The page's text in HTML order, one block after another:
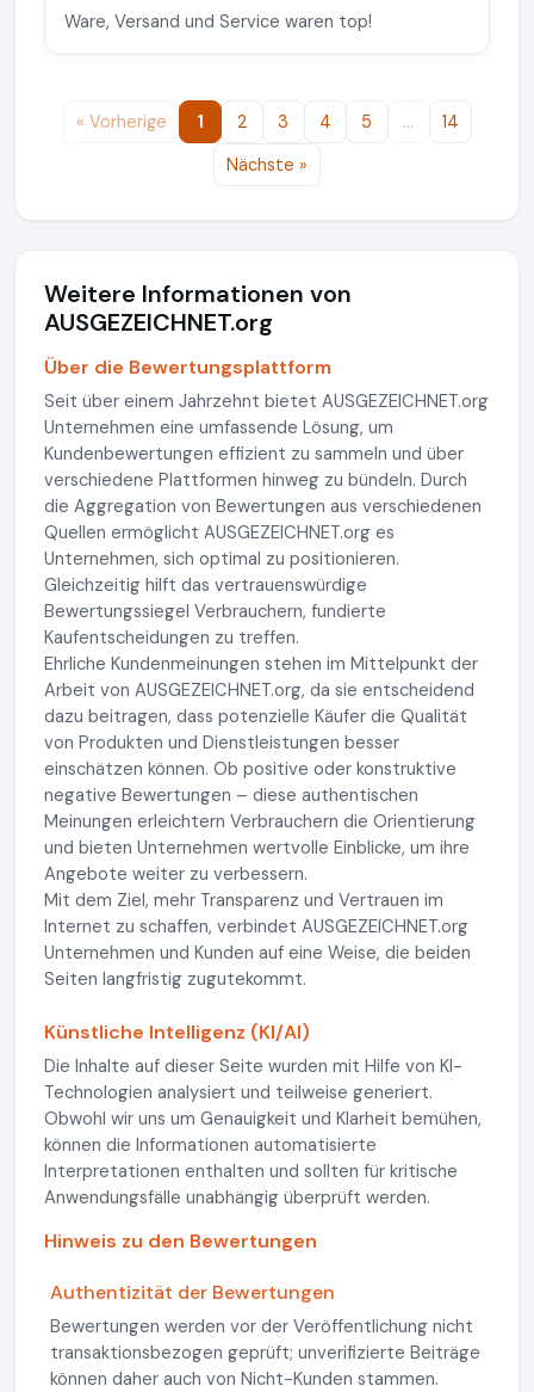
Ware, Versand und Service waren top!
« Vorherige 1 2 3 4 5 …
14
Nächste »
Weitere Informationen von
AUSGEZEICHNET.org
Über die Bewertungsplattform
Seit über einem Jahrzehnt bietet AUSGEZEICHNET.org
Unternehmen eine umfassende Lösung, um
Kundenbewertungen effizient zu sammeln und über
verschiedene Plattformen hinweg zu bündeln. Durch
die Aggregation von Bewertungen aus verschiedenen
Quellen ermöglicht AUSGEZEICHNET.org es
Unternehmen, sich optimal zu positionieren.
Gleichzeitig hilft das vertrauenswürdige
Bewertungssiegel Verbrauchern, fundierte
Kaufentscheidungen zu treffen.
Ehrliche Kundenmeinungen stehen im Mittelpunkt der
Arbeit von AUSGEZEICHNET.org, da sie entscheidend
dazu beitragen, dass potenzielle Käufer die Qualität
von Produkten und Dienstleistungen besser
einschätzen können. Ob positive oder konstruktive
negative Bewertungen – diese authentischen
Meinungen erleichtern Verbrauchern die Orientierung
und bieten Unternehmen wertvolle Einblicke, um ihre
Angebote weiter zu verbessern.
Mit dem Ziel, mehr Transparenz und Vertrauen im
Internet zu schaffen, verbindet AUSGEZEICHNET.org
Unternehmen und Kunden auf eine Weise, die beiden
Seiten langfristig zugutekommt.
Künstliche Intelligenz (KI/AI)
Die Inhalte auf dieser Seite wurden mit Hilfe von KI-
Technologien analysiert und teilweise generiert.
Obwohl wir uns um Genauigkeit und Klarheit bemühen,
können die Informationen automatisierte
Interpretationen enthalten und sollten für kritische
Anwendungsfälle unabhängig überprüft werden.
Hinweis zu den Bewertungen
Authentizität der Bewertungen
Bewertungen werden vor der Veröffentlichung nicht
transaktionsbezogen geprüft; unverifizierte Beiträge
können daher auch von Nicht-Kunden stammen.